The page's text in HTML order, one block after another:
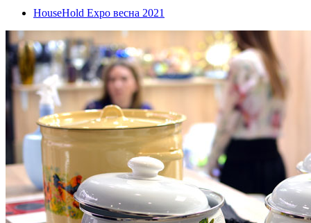
HouseHold Expo весна 2021